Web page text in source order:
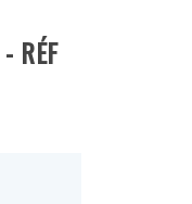
RÉF